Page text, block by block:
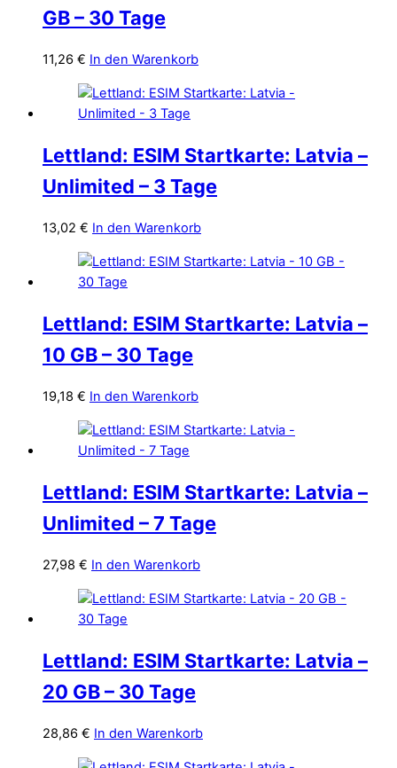
GB – 30 Tage
11,26 € In den Warenkorb
Lettland: ESIM Startkarte: Latvia –
Unlimited – 3 Tage
13,02 € In den Warenkorb
Lettland: ESIM Startkarte: Latvia –
10 GB – 30 Tage
19,18 € In den Warenkorb
Lettland: ESIM Startkarte: Latvia –
Unlimited – 7 Tage
27,98 € In den Warenkorb
Lettland: ESIM Startkarte: Latvia –
20 GB – 30 Tage
28,86 € In den Warenkorb